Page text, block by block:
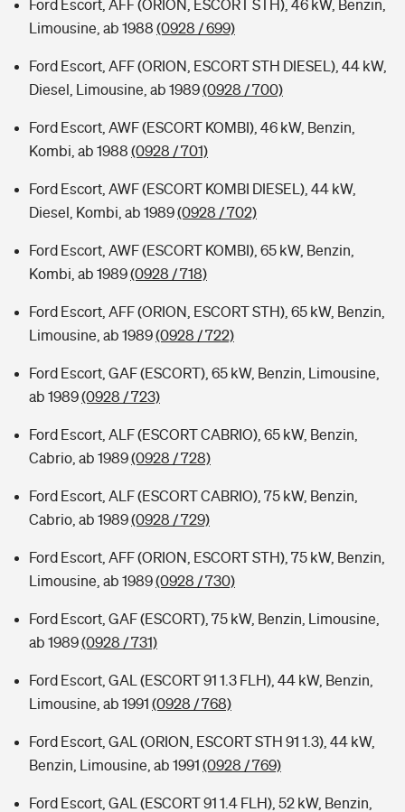
Ford Escort, AFF (ORION, ESCORT STH), 46 kW, Benzin,
Limousine, ab 1988 (0928 / 699)
Ford Escort, AFF (ORION, ESCORT STH DIESEL), 44 kW,
Diesel, Limousine, ab 1989(0928 / 700)
Ford Escort, AWF (ESCORT KOMBI), 46 kW, Benzin,
Kombi, ab 1988 (0928 / 701)
Ford Escort, AWF (ESCORT KOMBI DIESEL), 44 kW,
Diesel, Kombi, ab 1989(0928 / 702)
Ford Escort, AWF (ESCORT KOMBI), 65 kW, Benzin,
Kombi, ab 1989(0928 / 718)
Ford Escort, AFF (ORION, ESCORT STH), 65 kW, Benzin,
Limousine, ab 1989(0928 / 722)
Ford Escort, GAF (ESCORT), 65 kW, Benzin, Limousine,
ab 1989(0928 / 723)
Ford Escort, ALF (ESCORT CABRIO), 65 kW, Benzin,
Cabrio, ab 1989(0928 / 728)
Ford Escort, ALF (ESCORT CABRIO), 75 kW, Benzin,
Cabrio, ab 1989(0928 / 729)
Ford Escort, AFF (ORION, ESCORT STH), 75 kW, Benzin,
Limousine, ab 1989(0928 / 730)
Ford Escort, GAF (ESCORT), 75 kW, Benzin, Limousine,
ab 1989(0928 / 731)
Ford Escort, GAL (ESCORT 91 1.3 FLH), 44 kW, Benzin,
Limousine, ab 1991 (0928 / 768)
Ford Escort, GAL (ORION, ESCORT STH 91 1.3), 44 kW,
Benzin, Limousine, ab 1991 (0928 / 769)
Ford Escort, GAL (ESCORT 91 1.4 FLH), 52 kW, Benzin,